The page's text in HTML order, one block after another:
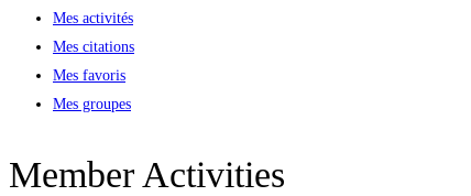
Mes activités
Mes citations
Mes favoris
Mes groupes
Member Activities